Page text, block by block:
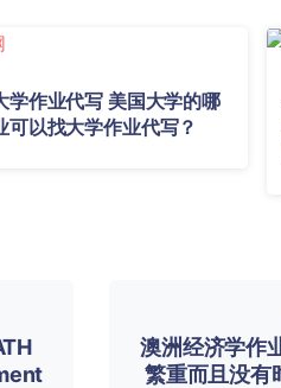
学作业代写 美国大学的哪
可以找大学作业代写？
澳洲经济学作
繁重而且没有